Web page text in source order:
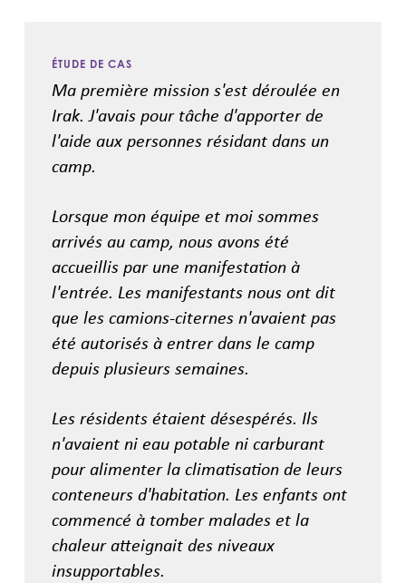
ÉTUDE DE CAS
Ma première mission s'est déroulée en
Irak.J'avais pour tâche d'apporter de
l'aide aux personnes résidant dans un
camp.
Lorsque mon équipe et moi sommes
arrivés au camp, nous avons été
accueillis par une manifestation à
l'entrée. Les manifestants nous ont dit
que les camions-citernes n'avaient pas
été autorisés à entrer dans le camp
depuis plusieurs semaines.
Les résidents étaient désespérés. Ils
n'avaient ni eau potable ni carburant
pour alimenter la climatisation de leurs
conteneurs d'habitation. Les enfants ont
commencé à tomber malades et la
chaleur atteignait des niveaux
insupportables.